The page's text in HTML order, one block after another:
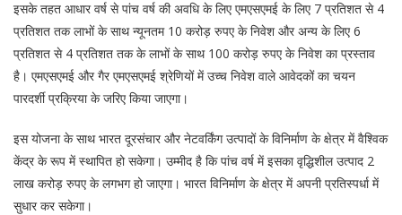
इसके तहत आधार वर्ष से पांच वर्ष की अवधि के लिए एमएसएमई के लिए 7 प्रतिशत से 4
प्रतिशत तक लाभों के साथ न्यूनतम 10 करोड़ रुपए के निवेश और अन्य के लिए 6
प्रतिशत से 4 प्रतिशत तक के लाभों के साथ 100 करोड़ रुपए के निवेश का प्रस्ताव
है। एमएसएमई और गैर एमएसएमई श्रेणियों में उच्च निवेश वाले आवेदकों का चयन
पारदर्शी प्रक्रिया के जरिए किया जाएगा।
इस योजना के साथ भारत दूरसंचार और नेटवर्किंग उत्पादों के विनिर्माण के क्षेत्र में वैश्विक
केंद्र के रूप में स्थापित हो सकेगा। उम्मीद है कि पांच वर्ष में इसका वृद्धिशील उत्पाद 2
लाख करोड़ रुपए के लगभग हो जाएगा। भारत विनिर्माण के क्षेत्र में अपनी प्रतिस्पर्धा में
सुधार कर सकेगा।